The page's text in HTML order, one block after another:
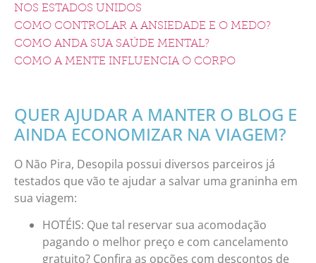
NOS ESTADOS UNIDOS
COMO CONTROLAR A ANSIEDADE E O MEDO?
COMO ANDA SUA SAÚDE MENTAL?
COMO A MENTE INFLUENCIA O CORPO
QUER AJUDAR A MANTER O BLOG E
AINDA ECONOMIZAR NA VIAGEM?
O Não Pira, Desopila possui diversos parceiros já
testados que vão te ajudar a salvar uma graninha em
sua viagem:
HOTÉIS: Que tal reservar sua acomodação
pagando o melhor preço e com cancelamento
gratuito? Confira as opções com descontos de